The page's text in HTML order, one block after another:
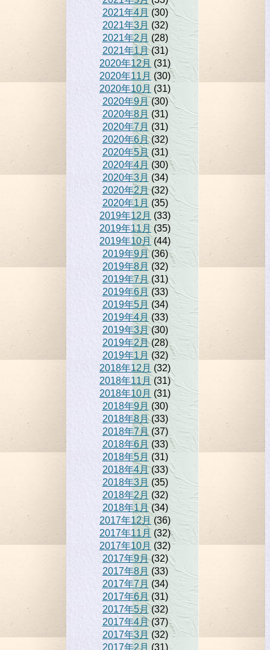
2021年4月 (30)
2021年3月 (32)
2021年2月 (28)
2021年1月(31)
2020年12月 (31)
2020年11月 (30)
2020年10月 (31)
2020年9月 (30)
2020年8月 (31)
2020年7月 (31)
2020年6月(32)
2020年5月(31)
2020年4月 (30)
2020年3月(34)
2020年2月(32)
2020年1月 (35)
2019年12月 (33)
2019年11月(35)
2019年10月(44)
2019年9月(36)
2019年8月(32)
2019年7月(31)
2019年6月 (33)
2019年5月 (34)
2019年4月 (33)
2019年3月(30)
2019年2月(28)
2019年1月 (32)
2018年12月 (32)
2018年11月 (31)
2018年10月 (31)
2018年9月 (30)
2018年8月(33)
2018年7月(37)
2018年6月 (33)
2018年5月 (31)
2018年4月(33)
2018年3月 (35)
2018年2月 (32)
2018年1月(34)
2017年12月(36)
2017年11月 (32)
2017年10月 (32)
2017年9月(32)
2017年8月 (33)
2017年7月 (34)
2017年6月(31)
2017年5月(32)
2017年4月(37)
2017年3月(32)
2017年2月 (31)